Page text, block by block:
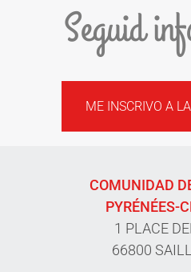
Seguid
ME INSCRIVO A
COMUNIDAD
PYRÉNÉES-
1 PLACE
66800